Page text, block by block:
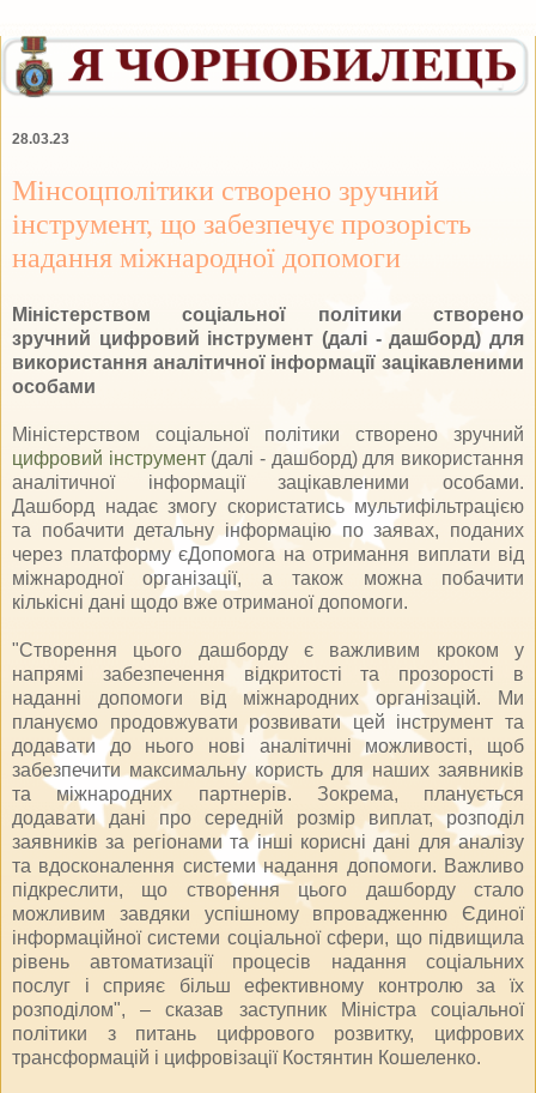
28.03.23
Мінсоцполітики створено зручний
інструмент, що забезпечує прозорість
надання міжнародної допомоги
Міністерством соціальної політики створено
зручний цифровий інструмент (далі - дашборд) для
використання аналітичної інформації зацікавленими
особами
Міністерством соціальної політики створено зручний
цифровий інструмент(далі - дашборд) для використання
аналітичної інформації зацікавленими особами.
Дашборд надає змогу скористатись мультифільтрацією
та побачити детальну інформацію по заявах, поданих
через платформу єДопомога на отримання виплати від
міжнародної організації, а також можна побачити
кількісні дані щодо вже отриманої допомоги.
"Створення цього дашборду є важливим кроком у
напрямі забезпечення відкритості та прозорості в
наданні допомоги від міжнародних організацій. Ми
плануємо продовжувати розвивати цей інструмент та
додавати до нього нові аналітичні можливості, щоб
забезпечити максимальну користь для наших заявників
та міжнародних партнерів. Зокрема, планується
додавати дані про середній розмір виплат, розподіл
заявників за регіонами та інші корисні дані для аналізу
та вдосконалення системи надання допомоги. Важливо
підкреслити, що створення цього дашборду стало
можливим завдяки успішному впровадженню Єдиної
інформаційної системи соціальної сфери, що підвищила
рівень автоматизації процесів надання соціальних
послуг і сприяє більш ефективному контролю за їх
розподілом", – сказав заступник Міністра соціальної
політики з питань цифрового розвитку, цифрових
трансформацій і цифровізації Костянтин Кошеленко.